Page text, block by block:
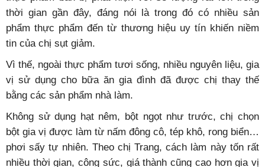
thời gian gần đây, đáng nói là trong đó có nhiều sản
phẩm thực phẩm đến từ thương hiệu uy tín khiến niềm
tin của chị sụt giảm.
Vì thế, ngoài thực phẩm tươi sống, nhiều nguyên liệu, gia
vị sử dụng cho bữa ăn gia đình đã được chị thay thế
bằng các sản phẩm nhà làm.
Không sử dụng hạt nêm, bột ngọt như trước, chị chọn
bột gia vị được làm từ nấm đông cô, tép khô, rong biển…
phơi sấy tự nhiên. Theo chị Trang, cách làm này tốn rất
nhiều thời gian, công sức, giá thành cũng cao hơn gia vị